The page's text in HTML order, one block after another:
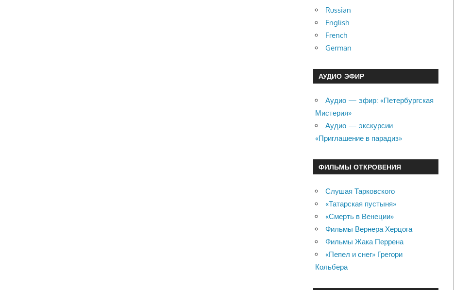
Russian
English
French
German
АУДИО-ЭФИР
Аудио — эфир: «Петербургская
Мистерия»
Аудио — экскурсии
«Приглашение в парадиз»
ФИЛЬМЫ ОТКРОВЕНИЯ
Слушая Тарковского
«Татарская пустыня»
«Смерть в Венеции»
Фильмы Вернера Херцога
Фильмы Жака Перрена
«Пепел и снег» Грегори
Кольбера